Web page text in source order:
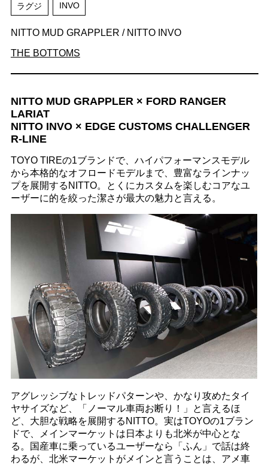
ラグジ INVO
NITTO MUD GRAPPLER / NITTO INVO
THE BOTTOMS
NITTO MUD GRAPPLER × FORD RANGER
LARIAT
NITTO INVO × EDGE CUSTOMS CHALLENGER
R-LINE
TOYO TIREの1ブランドで、ハイパフォーマンスモデル
から本格的なオフロードモデルまで、豊富なラインナッ
プを展開するNITTO。とくにカスタムを楽しむコアなユ
ーザーに的を絞った潔さが最大の魅力と言える。
アグレッシブなトレッドパターンや、かなり攻めたタイ
ヤサイズなど、「ノーマル車両お断り！」と言えるほ
ど、大胆な戦略を展開するNITTO。実はTOYOの1ブラン
ドで、メインマーケットは日本よりも北米が中心とな
る。国産車に乗っているユーザーなら「ふん」で話は終
わるが、北米マーケットがメインと言うことは、アメ車